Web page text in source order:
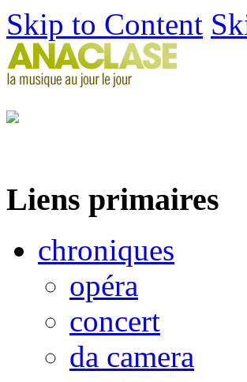
Skip to Content
Liens primaires
chroniques
opéra
concert
da camera